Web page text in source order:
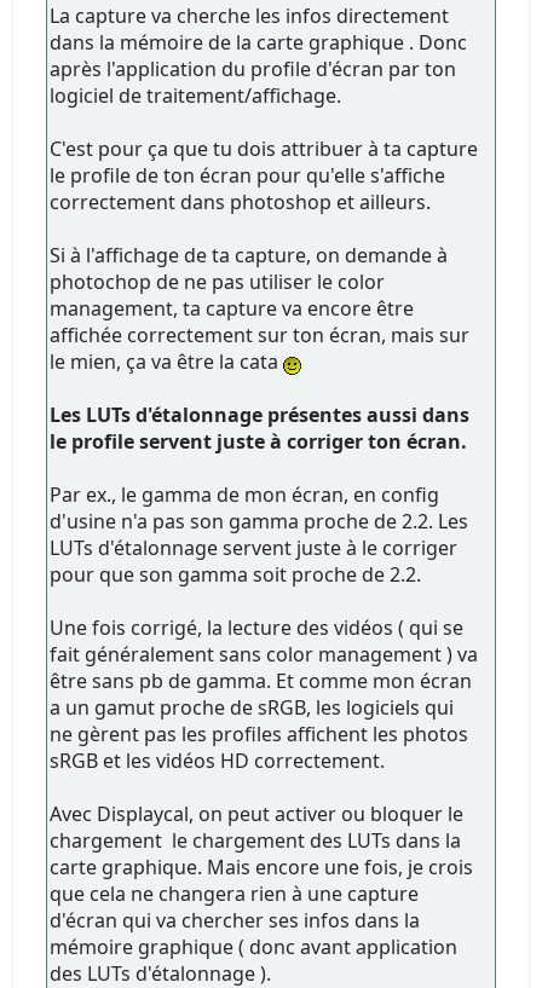
La capture va cherche les infos directement
dans la mémoire de la carte graphique . Donc
après l'application du profile d'écran par ton
logiciel de traitement/affichage.
C'est pour ça que tu dois attribuer à ta capture
le profile de ton écran pour qu'elle s'affiche
correctement dans photoshop et ailleurs.
Si à l'affichage de ta capture, on demande à
photochop de ne pas utiliser le color
management, ta capture va encore être
affichée correctement sur ton écran, mais sur
le mien, ça va être la cata
Les LUTs d'étalonnage présentes aussi dans
le profile servent juste à corriger ton écran.
Par ex., le gamma de mon écran, en config
d'usine n'a pas son gamma proche de 2.2. Les
LUTs d'étalonnage servent juste à le corriger
pour que son gamma soit proche de 2.2.
Une fois corrigé, la lecture des vidéos ( qui se
fait généralement sans color management ) va
être sans pb de gamma. Et comme mon écran
a un gamut proche de sRGB, les logiciels qui
ne gèrent pas les profiles affichent les photos
sRGB et les vidéos HD correctement.
Avec Displaycal, on peut activer ou bloquer le
chargement le chargement des LUTs dans la
carte graphique. Mais encore une fois, je crois
que cela ne changera rien à une capture
d'écran qui va chercher ses infos dans la
mémoire graphique ( donc avant application
des LUTs d'étalonnage ).